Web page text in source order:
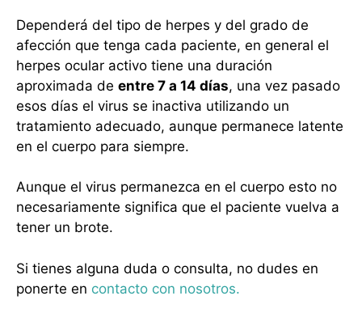
Dependerá del tipo de herpes y del grado de
afección que tenga cada paciente, en general el
herpes ocular activo tiene una duración
aproximada de entre 7 a 14 días, una vez pasado
esos días el virus se inactiva utilizando un
tratamiento adecuado, aunque permanece latente
en el cuerpo para siempre.
Aunque el virus permanezca en el cuerpo esto no
necesariamente significa que el paciente vuelva a
tener un brote.
Si tienes alguna duda o consulta, no dudes en
ponerte en contacto con nosotros.